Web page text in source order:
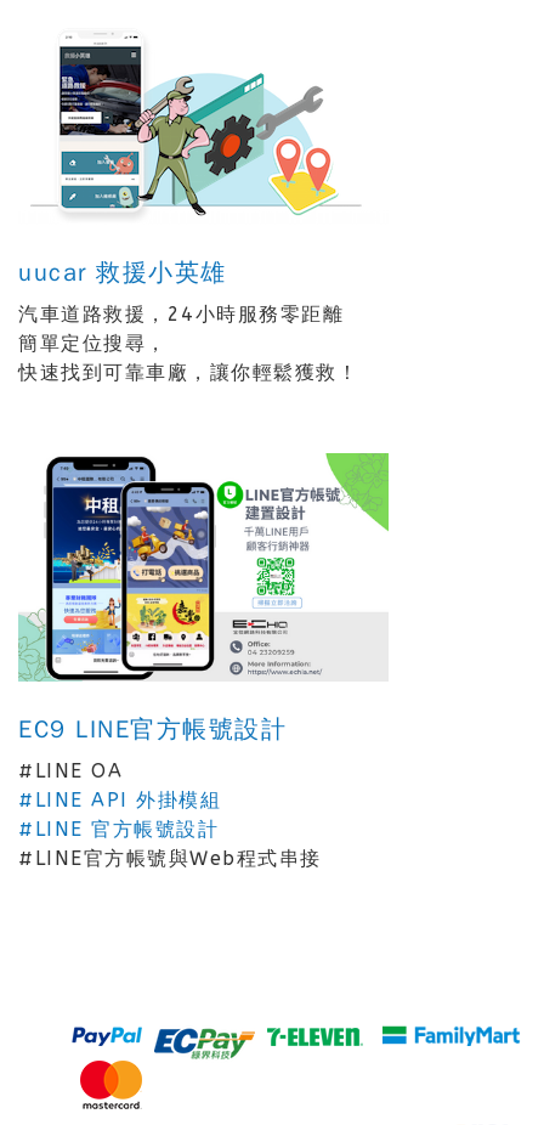
uucar 救援小英雄
汽車道路救援，24小時服務零距離
簡單定位搜尋，
快速找到可靠車廠，讓你輕鬆獲救！
EC9 LINE官方帳號設計
#LINE OA
#LINE API 外掛模組
#LINE 官方帳號設計
#LINE官方帳號與Web程式串接